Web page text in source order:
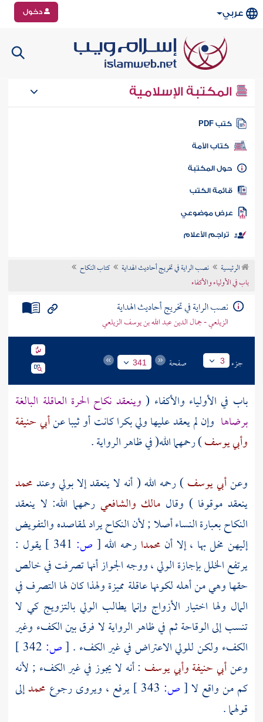
عربي دخول
المكتبة الإسلامية
كتب PDF
كتاب الأمة
المكتبة
الكتب
موضوعي
تراجم الأعلام
الرئيسية نصب الراية في تخريج أحاديث الهداية
كتاب النكاح
باب في الأولياء والأكفاء
نصب الراية في تخريج أحاديث الهداية
الزيلعي - جمال الدين عبد الله بن يوسف الزيلعي
جزء 3 صفحة 341
باب في الأولياء والأكفاء ( وينعقد نكاح الحرة العاقلة البالغة
برضاها وإن لم يعقد عليها ولي بكرا كانت أو ثيبا عنأبي حنيفة
وأبي يوسف) رحمهما الله( في ظاهر الرواية .
وعنأبي يوسف) رحمه الله ( أنه لا ينعقد إلا بولي وعندمحمد
ينعقد موقوفا ) وقال مالك والشافعي رحمهما الله: لا ينعقد
النكاح بعبارة النساء أصلا ; لأن النكاح يراد لمقاصده والتفويض
إليهن مخل بها ، إلا أن محمدا رحمه الله[ ص:
يقول :
يرتفع الخلل بإجازة الولي ، ووجه الجواز أنها تصرفت في خالص
حقها وهي من أهله لكونها عاقلة مميزة ولهذا كان لها التصرف في
المال ولها اختيار الأزواج وإنما يطالب الولي بالتزويج كي لا
تنسب إلى الوقاحة ثم في ظاهر الرواية لا فرق بين الكفء وغير
الكفء ولكن للولي الاعتراض في غير الكفء . [ص:
وعنأبي حنيفةوأبي يوسف : أنه لا يجوز في غير الكفء ; لأنه
كم من واقع لا[ص: يرفع ، ويروى رجوع محمدإلى
قولهما .